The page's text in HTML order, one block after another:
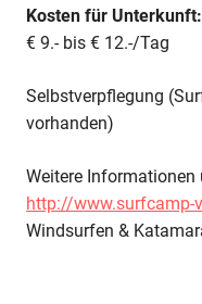
Kosten für Unterkunft:
€ 9.- bis € 12.-/Tag
Selbstverpflegung
vorhanden)
Weitere Informationen
http://www.surfcamp-
Windsurfen &